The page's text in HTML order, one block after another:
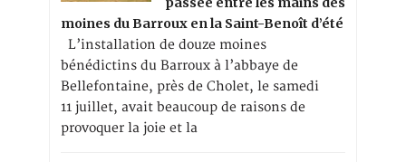
moines du Barroux en la Saint-Benoît d’été
L’installation de douze moines
bénédictins du Barroux à l’abbaye de
Bellefontaine, près de Cholet, le samedi
11 juillet, avait beaucoup de raisons de
provoquer la joie et la